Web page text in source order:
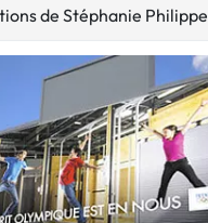
de Stéphanie Philippe